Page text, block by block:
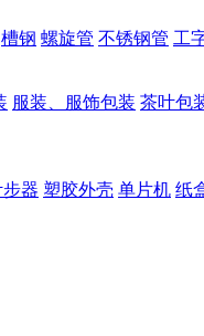
槽钢 螺旋管 不锈钢管 工
服装、服饰包装 茶叶包
器 塑胶外壳 单片机 纸